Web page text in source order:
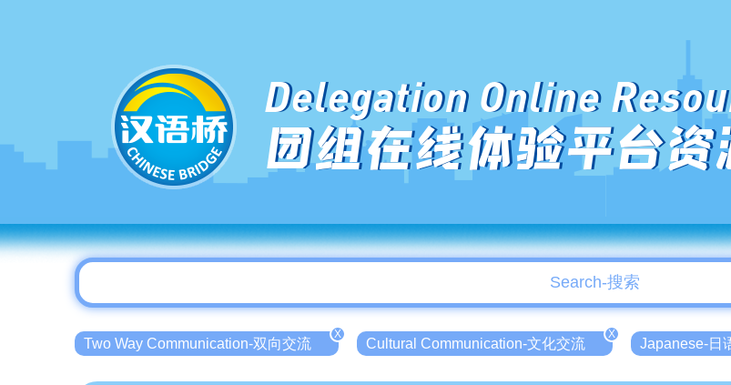
Delegation Online
团组在线体验平台资
Two Way Communication-双向交流
X
Cultural Communication-文化交流
X
Japanese-日